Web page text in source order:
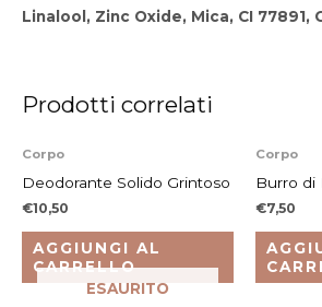
Linalool, Zinc Oxide, Mica, CI 77891,
Prodotti correlati
Corpo
Deodorante Solido Grintoso
€10,50
AGGIUNGI AL
CARRELLO
Corpo
Burro di
€7,50
ESAURITO